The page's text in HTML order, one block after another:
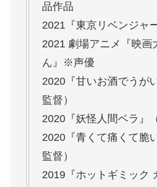
品作品
2021『東京リベンジャ
2021 劇場アニメ『映画
ん』※声優
2020『甘いお酒でうが
監督）
2020『妖怪人間ベラ』
2020『青くて痛くて脆
監督）
2019『ホットギミック